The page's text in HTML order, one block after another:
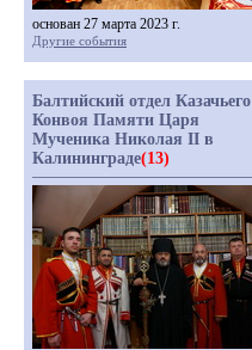
основан 27 марта 2023 г.
Другие события
Балтийский отдел Казачьего
Конвоя Памяти Царя
Мученика Николая II в
Калининграде(13)